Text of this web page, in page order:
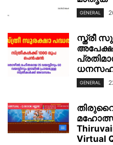
GENERAL
സ്ത്രീ
GENERAL
Virtual